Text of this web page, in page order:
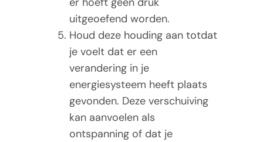
uitgeoefend worden.
Houd deze houding aan totdat
je voelt dat er een
verandering in je
energiesysteem heeft plaats
gevonden. Deze verschuiving
kan aanvoelen als
ontspanning of dat je